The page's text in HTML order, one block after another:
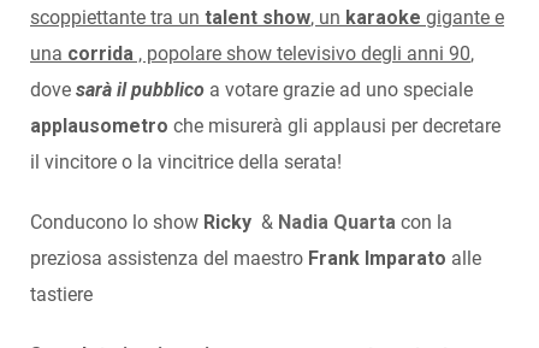
scoppiettante tra un talent show, un karaoke gigante e
una corrida , popolare show televisivo degli anni 90,
dove sarà il pubblico a votare grazie ad uno speciale
applausometro che misurerà gli applausi per decretare
il vincitore o la vincitrice della serata!
Conducono lo show Ricky & Nadia Quarta con la
preziosa assistenza del maestro Frank Imparato alle
tastiere